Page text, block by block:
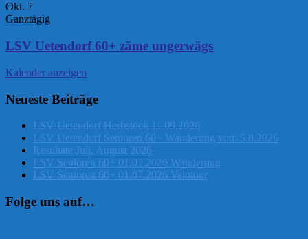
Okt. 7
Ganztägig
LSV Uetendorf 60+ zäme ungerwägs
Kalender anzeigen
Neueste Beiträge
LSV Uetendorf Herbstöck 11.09.2026
LSV Uetendorf Senioren 60+ Wanderung vom 5.8.2026
Resultate Juli, August 2026
LSV Senioren 60+ 01.07.2026 Wanderung
LSV Senioren 60+ 01.07.2026 Velotour
Folge uns auf…